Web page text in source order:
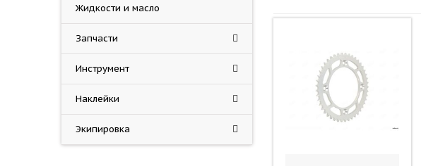
Жидкости и масло
Запчасти
Инструмент
Наклейки
Экипировка